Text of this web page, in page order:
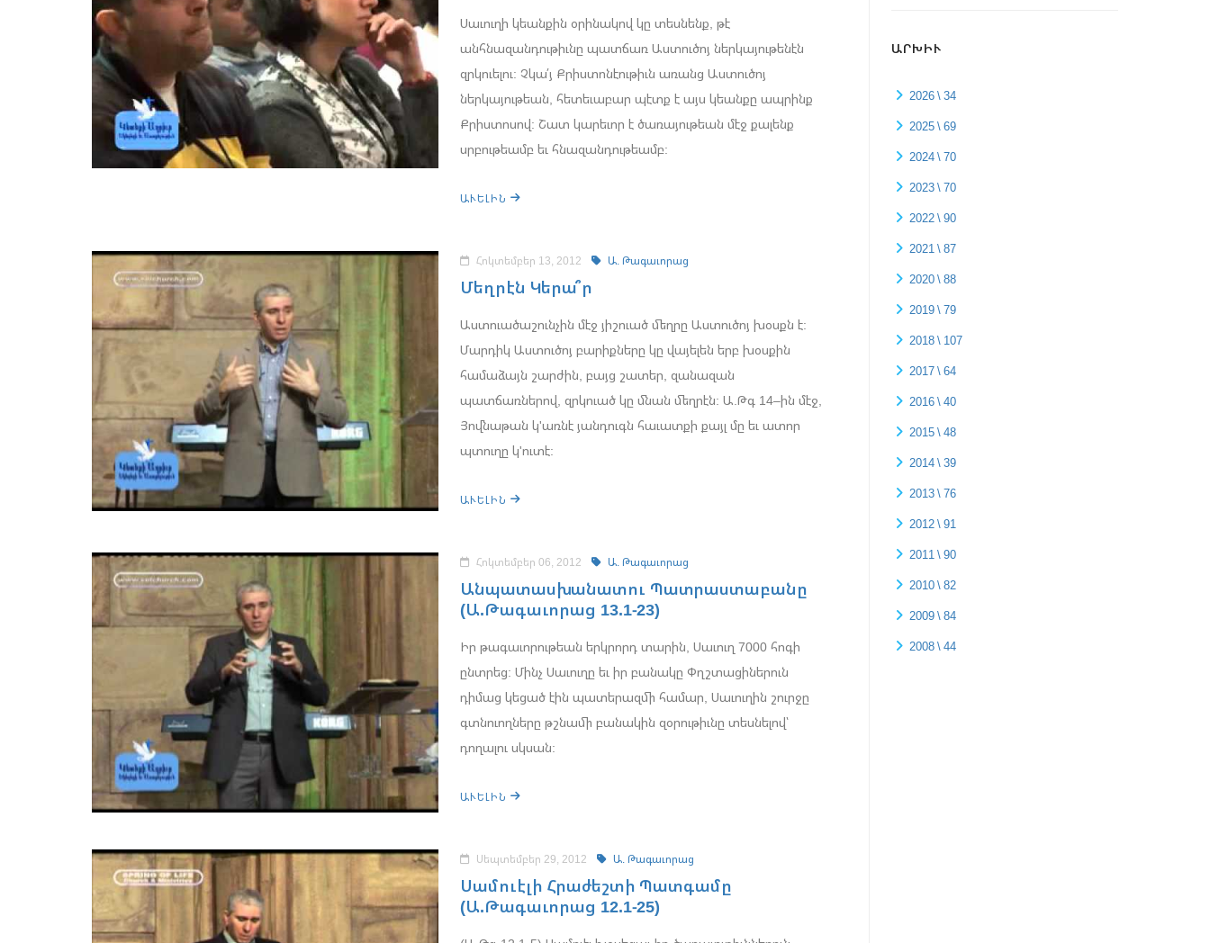
Սաւուղի կեանքին օրինակով կը տեսնենք, թէ
անհնազանդութիւնը պատճառ Աստուծոյ ներկայութենէն
զրկուելու: Չկա՛յ Քրիստոնէութիւն առանց Աստուծոյ
ներկայութեան, հետեւաբար պէտք է այս կեանքը ապրինք
Քրիստոսով: Շատ կարեւոր է ծառայութեան մէջ քալենք
սրբութեամբ եւ հնազանդութեամբ:
ԱՒԵԼԻՆ
Հոկտեմբեր 13, 2012 Ա. Թագաւորաց
Մեղրէն Կերա՞ր
Աստուածաշունչին մէջ յիշուած մեղրը Աստուծոյ խօսքն է:
Մարդիկ Աստուծոյ բարիքները կը վայելեն երբ խօսքին
համաձայն շարժին, բայց շատեր, զանազան
պատճառներով, զրկուած կը մնան մեղրէն: Ա.Թգ 14–ին մէջ,
Յովնաթան կ'առնէ յանդուգն հաւատքի քայլ մը եւ ատոր
պտուղը կ'ուտէ:
ԱՒԵԼԻՆ
Հոկտեմբեր 06, 2012 Ա. Թագաւորաց
Անպատասխանատու Պատրաստաբանը
(Ա.Թագաւորաց 13.1-23)
Իր թագաւորութեան երկրորդ տարին, Սաւուղ 7000 հոգի
ընտրեց: Մինչ Սաւուղը եւ իր բանակը Փղշտացիներուն
դիմաց կեցած էին պատերազմի համար, Սաւուղին շուրջը
գտնուողները թշնամի բանակին զօրութիւնը տեսնելով՝
դողալու սկսան:
ԱՒԵԼԻՆ
Սեպտեմբեր 29, 2012 Ա. Թագաւորաց
Սամուէլի Հրաժեշտի Պատգամը
(Ա.Թագաւորաց 12.1-25)
ԱՐԽԻՒ
2026 \ 34
2025 \ 69
2024 \ 70
2023 \ 70
2022 \ 90
2021 \ 87
2020 \ 88
2019 \ 79
2018 \ 107
2017 \ 64
2016 \ 40
2015 \ 48
2014 \ 39
2013 \ 76
2012 \ 91
2011 \ 90
2010 \ 82
2009 \ 84
2008 \ 44